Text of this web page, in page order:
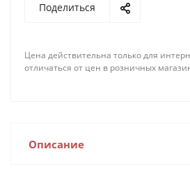
Поделиться
Цена действительна только для
отличаться от цен в розничных
Описание